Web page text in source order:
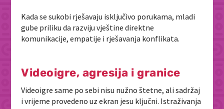
Kada se sukobi rješavaju isključivo porukama, mladi
gube priliku da razviju vještine direktne
komunikacije, empatije i rješavanja konflikata.
Videoigre, agresija i granice
Videoigre same po sebi nisu nužno štetne, ali sadržaj
i vrijeme provedeno uz ekran jesu ključni. Istraživanja